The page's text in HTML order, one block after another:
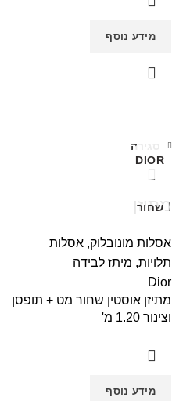
מידע נוסף
DIOR
שחור
סגירה
מתיזן
אסלות מונובלוק, אסלות
תלויות, מיתז לבידה
Dior
מתיזן אוסטין שחור מט + תופסן
וצינור 1.20 מ'
מידע נוסף